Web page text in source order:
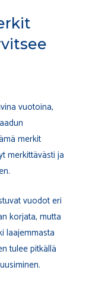
vuotoina,
merkit
merkittävästi ja
vuodot eri
korjata, mutta
laajemmasta
tulee pitkällä